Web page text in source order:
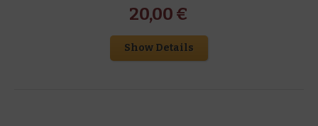
20,00 €
Show Details